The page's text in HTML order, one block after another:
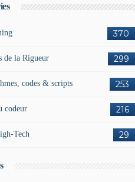
370
299
de la Rigueur
253
codes & scripts
216
codeur
29
Tech